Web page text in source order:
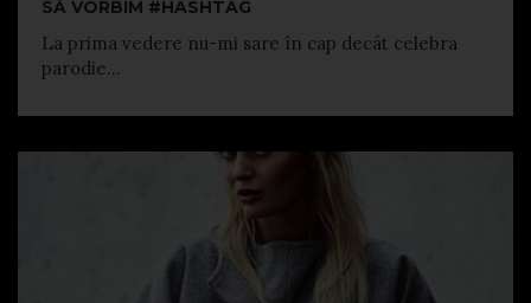
SĂ VORBIM #HASHTAG
La prima vedere nu-mi sare în cap decât celebra
parodie...